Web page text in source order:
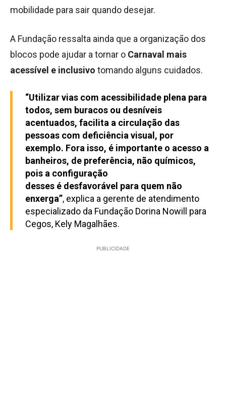
mobilidade para sair quando desejar.
A Fundação ressalta ainda que a organização dos
blocos pode ajudar a tornar o Carnaval mais
acessível e inclusivo tomando alguns cuidados.
“Utilizar vias com acessibilidade plena para
todos, sem buracos ou desníveis
acentuados, facilita a circulação das
pessoas com deficiência visual, por
exemplo. Fora isso, é importante o acesso a
banheiros, de preferência, não químicos,
pois a configuração
desses é desfavorável para quem não
enxerga”, explica a gerente de atendimento
especializado da Fundação Dorina Nowill para
Cegos, Kely Magalhães.
PUBLICIDADE